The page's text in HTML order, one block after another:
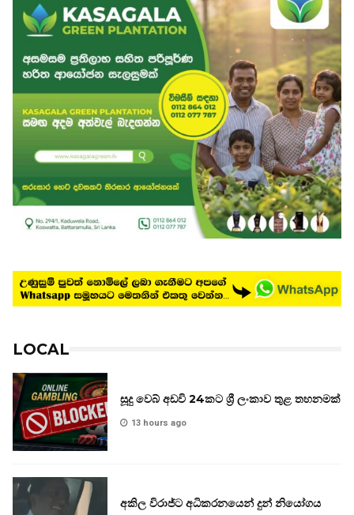
LOCAL
සූදු වෙබ් අඩවි 24කට ශ්‍රී ලංකාව තුළ තහනමක්
13 hours ago
අකිල විරාජ්ට අධිකරනයෙන් දුන් නියෝගය